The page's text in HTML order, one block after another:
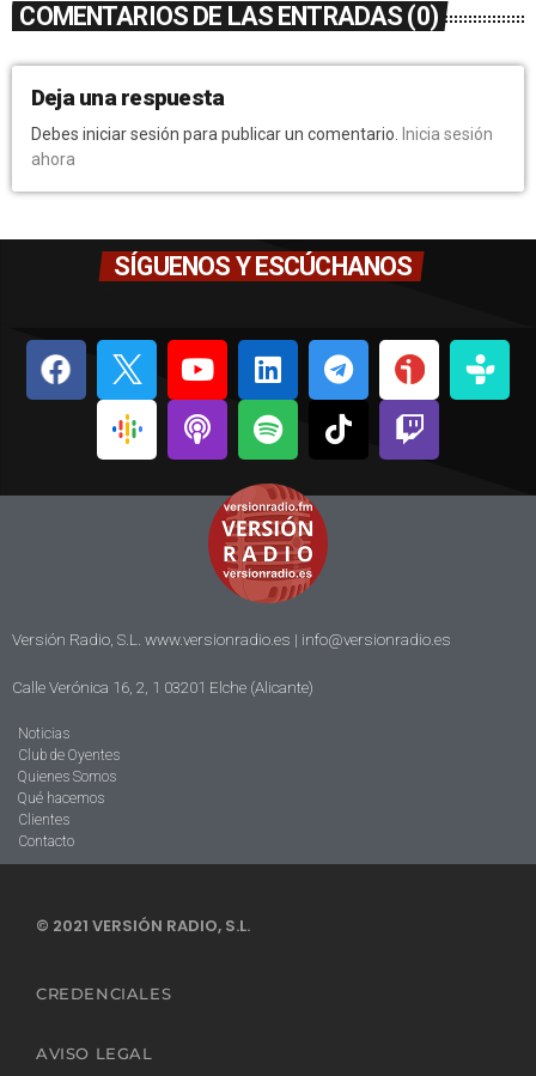
COMENTARIOS DE LAS ENTRADAS (0)
Deja una respuesta
Debes iniciar sesión para publicar un comentario.
Inicia sesión
ahora
SÍGUENOS Y ESCÚCHANOS
Versión Radio, S.L. www.versionradio.es | info@versionradio.es
Calle Verónica 16, 2, 1 03201 Elche (Alicante)
Noticias
Club de Oyentes
Quienes Somos
Qué hacemos
Clientes
Contacto
© 2021 VERSIÓN RADIO, S.L.
CREDENCIALES
AVISO LEGAL